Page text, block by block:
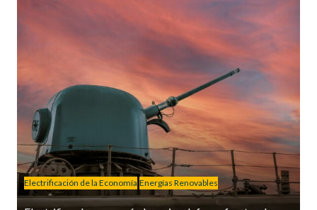
Electrificación de la Economía Energías Renovables